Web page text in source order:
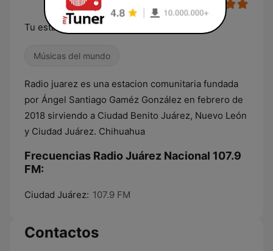
Tu estacion Local
Músicas del mundo
Radio juarez es una estacion comunitaria fundada
por Ángel Santiago Gaméz González en febrero de
2018 sirviendo a Ciudad Benito Juárez, Nuevo León
y Ciudad Juárez. Chihuahua
Frecuencias Radio Juárez Nacional 107.9
FM:
Ciudad Juárez: 107.9 FM
Contactos